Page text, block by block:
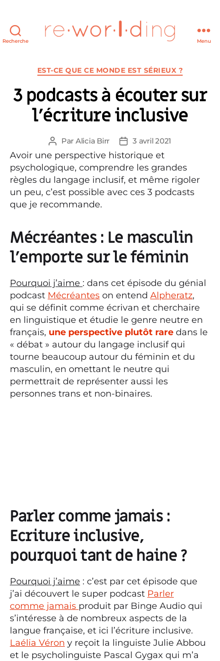
Recherche Menu
Catégories
EST-CE QUE CE MONDE EST SÉRIEUX ?
3 podcasts à écouter sur
l’écriture inclusive
Auteur
de
l’article
Par Alicia Birr
Date
de
l’article
3 avril 2021
Avoir une perspective historique et
psychologique, comprendre les grandes
règles du langage inclusif, et même rigoler
un peu, c’est possible avec ces 3 podcasts
que je recommande.
Mécréantes : Le masculin
l’emporte sur le féminin
Pourquoi j’aime : dans cet épisode du génial
podcast Mécréantes on entend Alpheratz,
qui se définit comme écrivan et cherchaire
en linguistique et étudie le genre neutre en
français, une perspective plutôt rare dans le
« débat » autour du langage inclusif qui
tourne beaucoup autour du féminin et du
masculin, en omettant le neutre qui
permettrait de représenter aussi les
personnes trans et non-binaires.
Parler comme jamais :
Ecriture inclusive,
pourquoi tant de haine ?
Pourquoi j’aime : c’est par cet épisode que
j’ai découvert le super podcast Parler
comme jamais produit par Binge Audio qui
s’intéresse à de nombreux aspects de la
langue française, et ici l’écriture inclusive.
Laélia Véron y reçoit la linguiste Julie Abbou
et le psycholinguiste Pascal Gygax qui m’a